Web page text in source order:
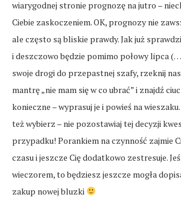
wiarygodnej stronie prognozę na jutro –
Ciebie zaskoczeniem. OK, prognozy nie
ale często są bliskie prawdy. Jak już
i deszczowo będzie pomimo połowy lipca
swoje drogi do przepastnej szafy, rzeknij
mantrę „nie mam się w co ubrać” i znajdź
konieczne – wyprasuj je i powieś na
też wybierz – nie pozostawiaj tej decyzji
przypadku! Porankiem na czynność zajmie
czasu i jeszcze Cię dodatkowo zestresuje.
wieczorem, to będziesz jeszcze mogła
zakup nowej bluzki